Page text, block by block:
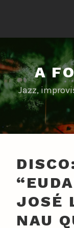
A
Jazz,
JOSÉ
NAU